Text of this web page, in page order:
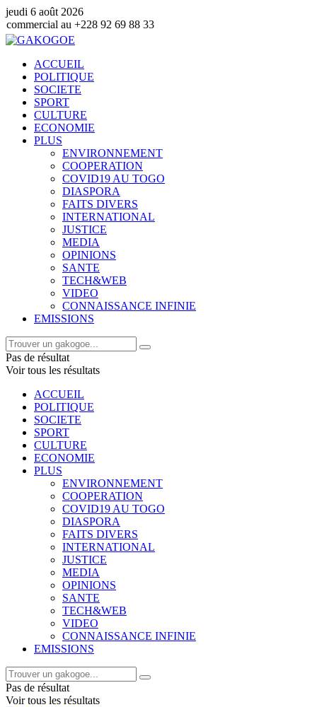
jeudi 6 août 2026
92 69 88 33
ACCUEIL
POLITIQUE
SOCIETE
SPORT
CULTURE
ECONOMIE
PLUS
ENVIRONNEMENT
COOPERATION
COVID19 AU TOGO
DIASPORA
FAITS DIVERS
INTERNATIONAL
JUSTICE
MEDIA
OPINIONS
SANTE
TECH&WEB
VIDEO
CONNAISSANCE INFINIE
EMISSIONS
Pas de résultat
Voir tous les résultats
ACCUEIL
POLITIQUE
SOCIETE
SPORT
CULTURE
ECONOMIE
PLUS
ENVIRONNEMENT
COOPERATION
COVID19 AU TOGO
DIASPORA
FAITS DIVERS
INTERNATIONAL
JUSTICE
MEDIA
OPINIONS
SANTE
TECH&WEB
VIDEO
CONNAISSANCE INFINIE
EMISSIONS
Pas de résultat
Voir tous les résultats